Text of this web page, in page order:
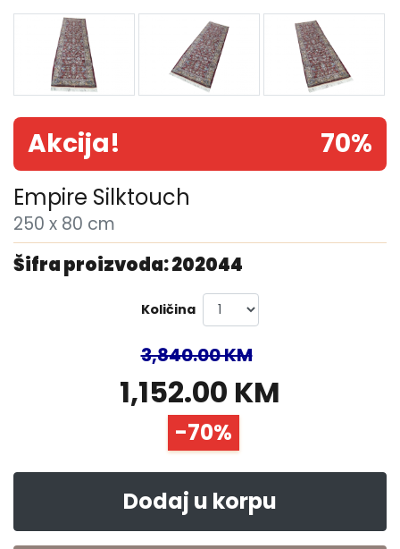
Akcija! 70%
Empire Silktouch
250 x 80 cm
Šifra proizvoda: 202044
Količina
3,840.00 KM
1,152.00 KM
-70%
Dodaj u korpu